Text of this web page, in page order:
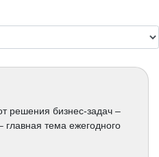
решения бизнес-задач –
тема ежегодного